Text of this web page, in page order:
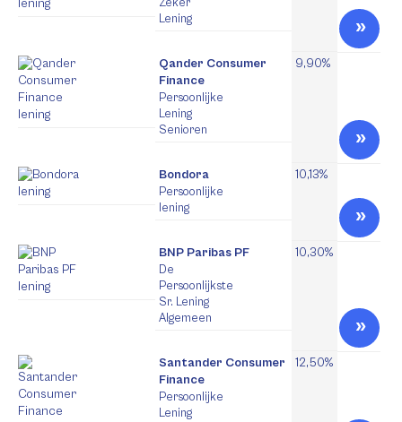
Lening
Qander Consumer
Finance
Persoonlijke
Lening
Senioren
9,90%
Bondora
Persoonlijke
lening
10,13%
BNP Paribas PF
De
Persoonlijkste
Sr. Lening
Algemeen
10,30%
Santander Consumer
Finance
Persoonlijke
Lening
12,50%